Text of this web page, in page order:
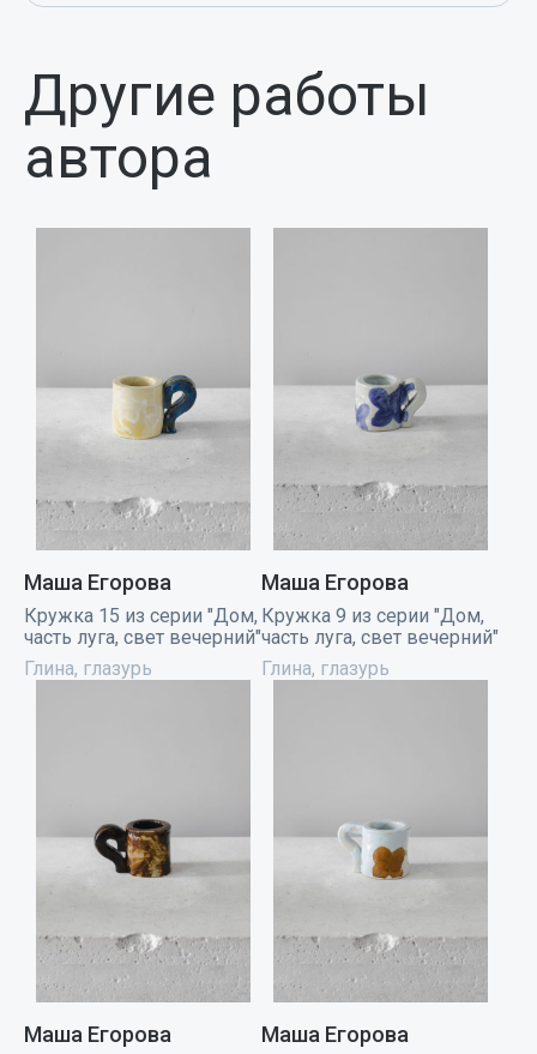
Другие работы
автора
Маша Егорова
Кружка 15 из серии "Дом,
часть луга, свет вечерний"
Глина, глазурь
Маша Егорова
Кружка 9 из серии "Дом,
часть луга, свет вечерний"
Глина, глазурь
Маша Егорова Маша Егорова